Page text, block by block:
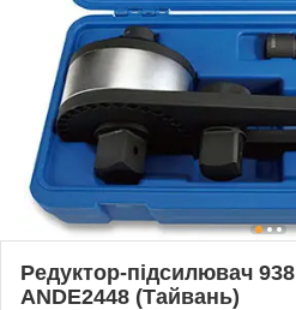
Редуктор-підсилювач
ANDE2448 (Тайвань)